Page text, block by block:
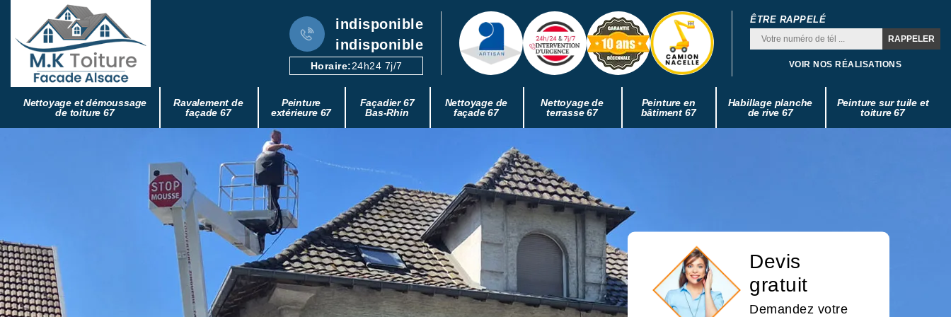
indisponible
indisponible
Horaire:24h24 7j/7
ÊTRE RAPPELÉ
VOIR NOS RÉALISATIONS
Nettoyage et démoussage
de toiture 67
Ravalement de
façade 67
Peinture
extérieure 67
Façadier 67
Bas-Rhin
Nettoyage de
façade 67
Nettoyage de
terrasse 67
Peinture en
bâtiment 67
Habillage planche
de rive 67
Peinture sur tuile et
toiture 67
Devis
gratuit
Demandez votre